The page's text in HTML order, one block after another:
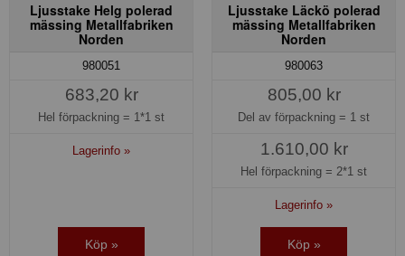
Ljusstake Helg polerad
mässing Metallfabriken
Norden
980051
683,20 kr
Hel förpackning = 1*1 st
Lagerinfo »
Köp »
Ljusstake Läckö polerad
mässing Metallfabriken
Norden
980063
805,00 kr
Del av förpackning = 1 st
1.610,00 kr
Hel förpackning = 2*1 st
Lagerinfo »
Köp »